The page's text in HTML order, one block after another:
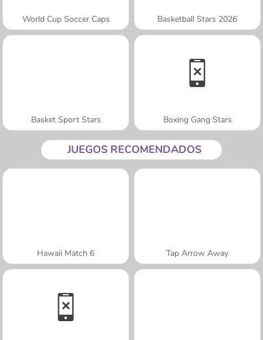
World Cup Soccer Caps Basketball Stars 2026
Basket Sport Stars Boxing Gang Stars
JUEGOS RECOMENDADOS
Hawaii Match 6 Tap Arrow Away